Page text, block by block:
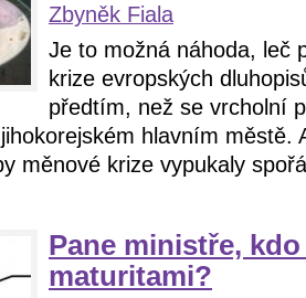
Zbyněk Fiala
Je to možná náhoda, leč
krize evropských
předtím, než se vrcholní
hlavním městě.
měnové krize vypukaly
Pane ministře,
maturitami?